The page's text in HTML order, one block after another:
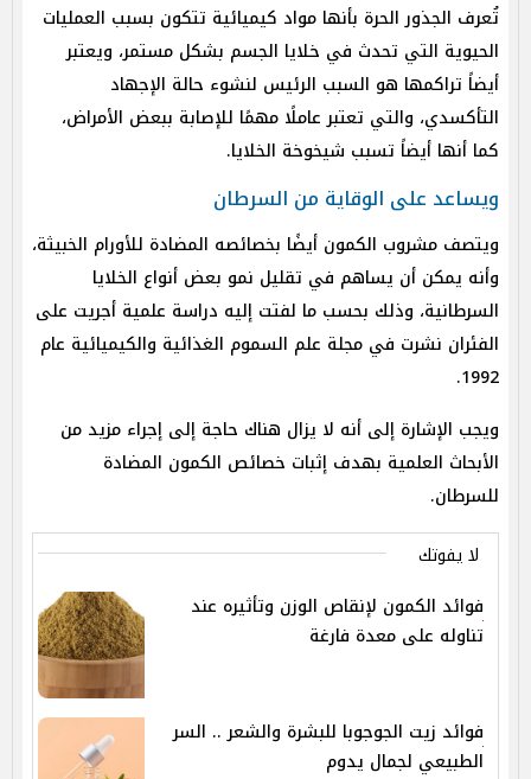
تُعرف الجذور الحرة بأنها مواد كيميائية تتكون بسبب العمليات
الحيوية التي تحدث في خلايا الجسم بشكل مستمر، ويعتبر
أيضاً تراكمها هو السبب الرئيس لنشوء حالة الإجهاد
التأكسدي، والتي تعتبر عاملًا مهمًا للإصابة ببعض الأمراض،
كما أنها أيضاً تسبب شيخوخة الخلايا.
ويساعد على الوقاية من السرطان
ويتصف مشروب الكمون أيضًا بخصائصه المضادة للأورام الخبيثة،
وأنه يمكن أن يساهم في تقليل نمو بعض أنواع الخلايا
السرطانية، وذلك بحسب ما لفتت إليه دراسة علمية أجريت على
الفئران نشرت في مجلة علم السموم الغذائية والكيميائية عام
1992.
ويجب الإشارة إلى أنه لا يزال هناك حاجة إلى إجراء مزيد من
الأبحاث العلمية بهدف إثبات خصائص الكمون المضادة
للسرطان.
لا يفوتك
فوائد الكمون لإنقاص الوزن وتأثيره عند
تناوله على معدة فارغة
فوائد زيت الجوجوبا للبشرة والشعر .. السر
الطبيعي لجمال يدوم